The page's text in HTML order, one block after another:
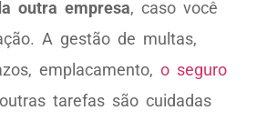
outra empresa, caso você
A gestão de multas,
emplacamento, o seguro
tarefas são cuidadas